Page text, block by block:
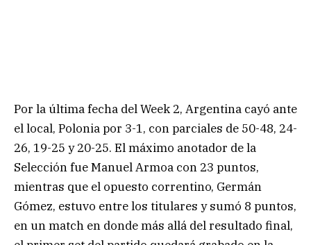
Por la última fecha del Week 2, Argentina cayó ante
el local, Polonia por 3-1, con parciales de 50-48, 24-
26, 19-25 y 20-25. El máximo anotador de la
Selección fue Manuel Armoa con 23 puntos,
mientras que el opuesto correntino, Germán
Gómez, estuvo entre los titulares y sumó 8 puntos,
en un match en donde más allá del resultado final,